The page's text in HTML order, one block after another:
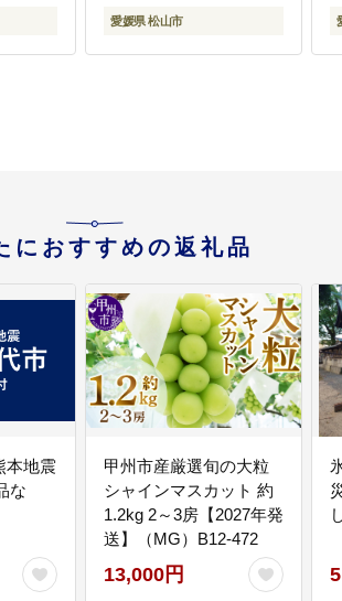
ぷく
簡単
送 みかん 農家直送
愛媛県 松山市
におすすめの返礼品
本地震
な
甲州市産厳選旬の大粒
シャインマスカット 約
1.2kg 2～3房【2027年発
送】（MG）B12-472
13,000円